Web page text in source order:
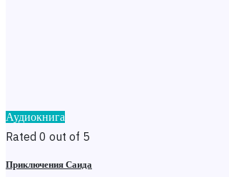
Аудиокнига
Rated 0 out of 5
Приключения Саида